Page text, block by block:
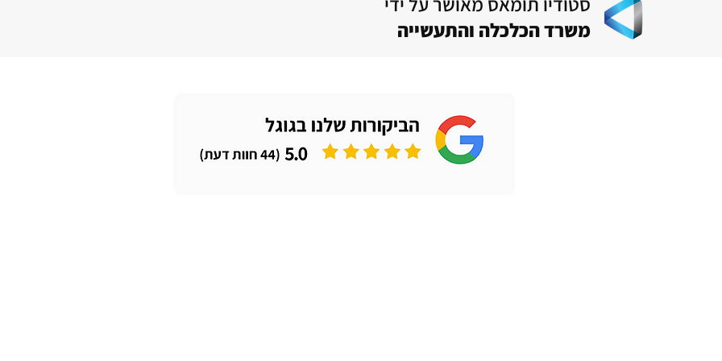
משרד הכלכלה והתעשייה